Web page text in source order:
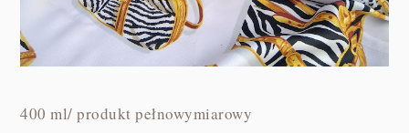
400 ml/ produkt pełnowymiarowy